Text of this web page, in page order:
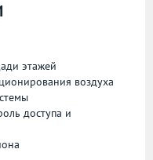
этажей
воздуха
доступа и